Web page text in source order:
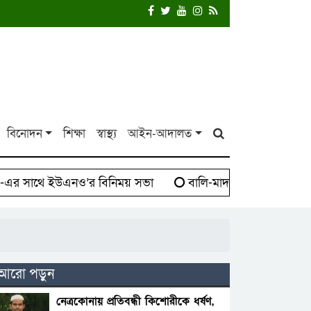
বিনোদন শিক্ষা স্বাস্থ্য আইন-আদালত
ইউএনও’র বিনিময় সভা বালি-মাদক সিন্ডিকেট
পড়ুন
নেত্রকোনায় প্রতিবন্ধী কিশোরীকে ধর্ষণ,